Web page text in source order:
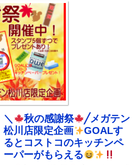
＼ 秋の感謝祭
╱メガテン
松川店限定企画
GOALす
るとコストコのキッチンペ
ーパーがもらえる